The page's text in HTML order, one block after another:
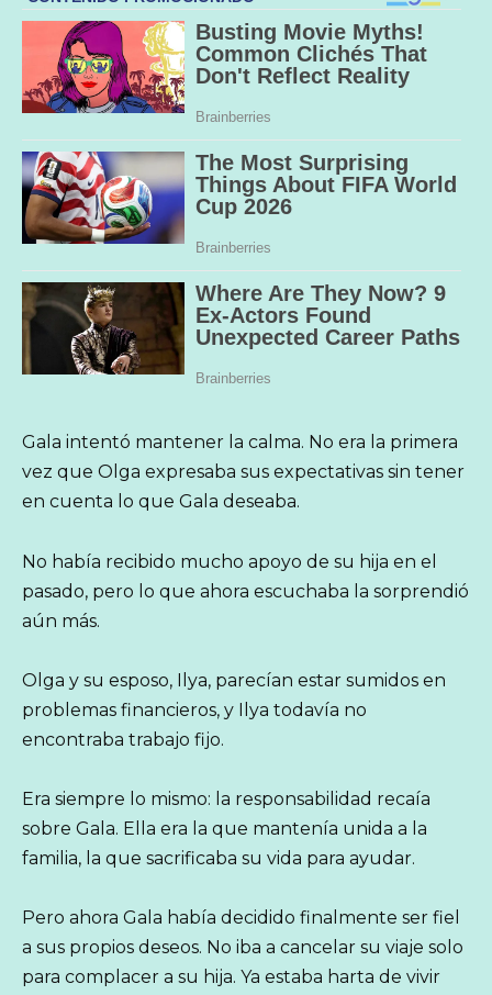
Gala intentó mantener la calma. No era la primera
vez que Olga expresaba sus expectativas sin tener
en cuenta lo que Gala deseaba.
No había recibido mucho apoyo de su hija en el
pasado, pero lo que ahora escuchaba la sorprendió
aún más.
Olga y su esposo, Ilya, parecían estar sumidos en
problemas financieros, y Ilya todavía no
encontraba trabajo fijo.
Era siempre lo mismo: la responsabilidad recaía
sobre Gala. Ella era la que mantenía unida a la
familia, la que sacrificaba su vida para ayudar.
Pero ahora Gala había decidido finalmente ser fiel
a sus propios deseos. No iba a cancelar su viaje solo
para complacer a su hija. Ya estaba harta de vivir